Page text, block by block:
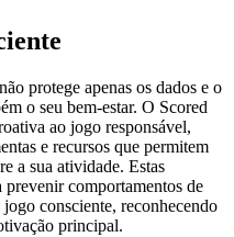
protege apenas os dados e o
o seu bem-estar. O Scored
ao jogo responsável,
e recursos que permitem
a sua atividade. Estas
prevenir comportamentos de
consciente, reconhecendo
principal.